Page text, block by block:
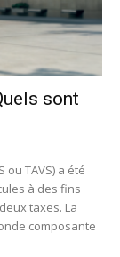
sont
ou TAVS) a été
à des fins
taxes. La
composante